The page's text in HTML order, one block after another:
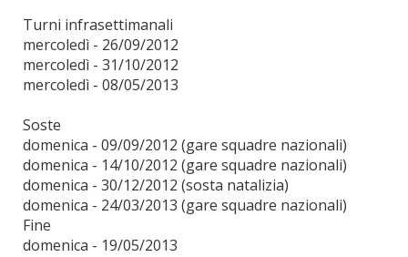
Turni infrasettimanali
mercoledì - 26/09/2012
mercoledì - 31/10/2012
mercoledì - 08/05/2013
Soste
domenica - 09/09/2012 (gare squadre nazionali)
domenica - 14/10/2012 (gare squadre nazionali)
domenica - 30/12/2012 (sosta natalizia)
domenica - 24/03/2013 (gare squadre nazionali)
Fine
domenica - 19/05/2013